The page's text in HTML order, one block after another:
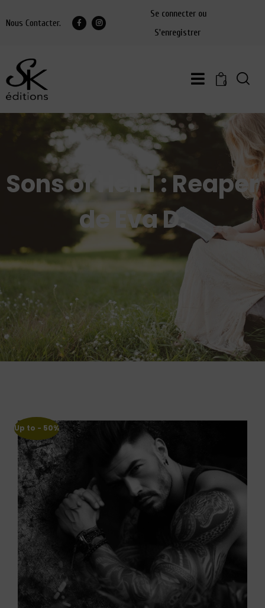
Nous Contacter.
Se connecter ou
S'enregistrer
0
Sons of Hell 1 : Reaper
de Eva D.
Up to - 50%